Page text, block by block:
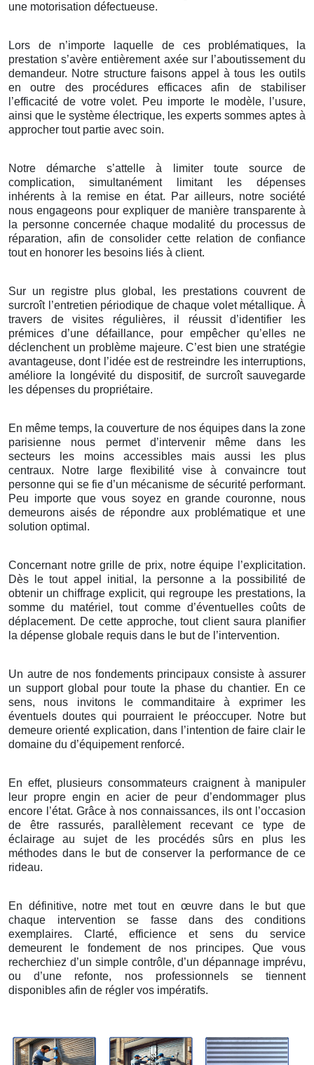
une motorisation défectueuse.
Lors de n’importe laquelle de ces problématiques, la
prestation s’avère entièrement axée sur l’aboutissement du
demandeur. Notre structure faisons appel à tous les outils
en outre des procédures efficaces afin de stabiliser
l’efficacité de votre volet. Peu importe le modèle, l’usure,
ainsi que le système électrique, les experts sommes aptes à
approcher tout partie avec soin.
Notre démarche s’attelle à limiter toute source de
complication, simultanément limitant les dépenses
inhérents à la remise en état. Par ailleurs, notre société
nous engageons pour expliquer de manière transparente à
la personne concernée chaque modalité du processus de
réparation, afin de consolider cette relation de confiance
tout en honorer les besoins liés à client.
Sur un registre plus global, les prestations couvrent de
surcroît l’entretien périodique de chaque volet métallique. À
travers de visites régulières, il réussit d’identifier les
prémices d’une défaillance, pour empêcher qu’elles ne
déclenchent un problème majeure. C’est bien une stratégie
avantageuse, dont l’idée est de restreindre les interruptions,
améliore la longévité du dispositif, de surcroît sauvegarde
les dépenses du propriétaire.
En même temps, la couverture de nos équipes dans la zone
parisienne nous permet d’intervenir même dans les
secteurs les moins accessibles mais aussi les plus
centraux. Notre large flexibilité vise à convaincre tout
personne qui se fie d’un mécanisme de sécurité performant.
Peu importe que vous soyez en grande couronne, nous
demeurons aisés de répondre aux problématique et une
solution optimal.
Concernant notre grille de prix, notre équipe l’explicitation.
Dès le tout appel initial, la personne a la possibilité de
obtenir un chiffrage explicit, qui regroupe les prestations, la
somme du matériel, tout comme d’éventuelles coûts de
déplacement. De cette approche, tout client saura planifier
la dépense globale requis dans le but de l’intervention.
Un autre de nos fondements principaux consiste à assurer
un support global pour toute la phase du chantier. En ce
sens, nous invitons le commanditaire à exprimer les
éventuels doutes qui pourraient le préoccuper. Notre but
demeure orienté explication, dans l’intention de faire clair le
domaine du d’équipement renforcé.
En effet, plusieurs consommateurs craignent à manipuler
leur propre engin en acier de peur d’endommager plus
encore l’état. Grâce à nos connaissances, ils ont l’occasion
de être rassurés, parallèlement recevant ce type de
éclairage au sujet de les procédés sûrs en plus les
méthodes dans le but de conserver la performance de ce
rideau.
En définitive, notre met tout en œuvre dans le but que
chaque intervention se fasse dans des conditions
exemplaires. Clarté, efficience et sens du service
demeurent le fondement de nos principes. Que vous
recherchiez d’un simple contrôle, d’un dépannage imprévu,
ou d’une refonte, nos professionnels se tiennent
disponibles afin de régler vos impératifs.